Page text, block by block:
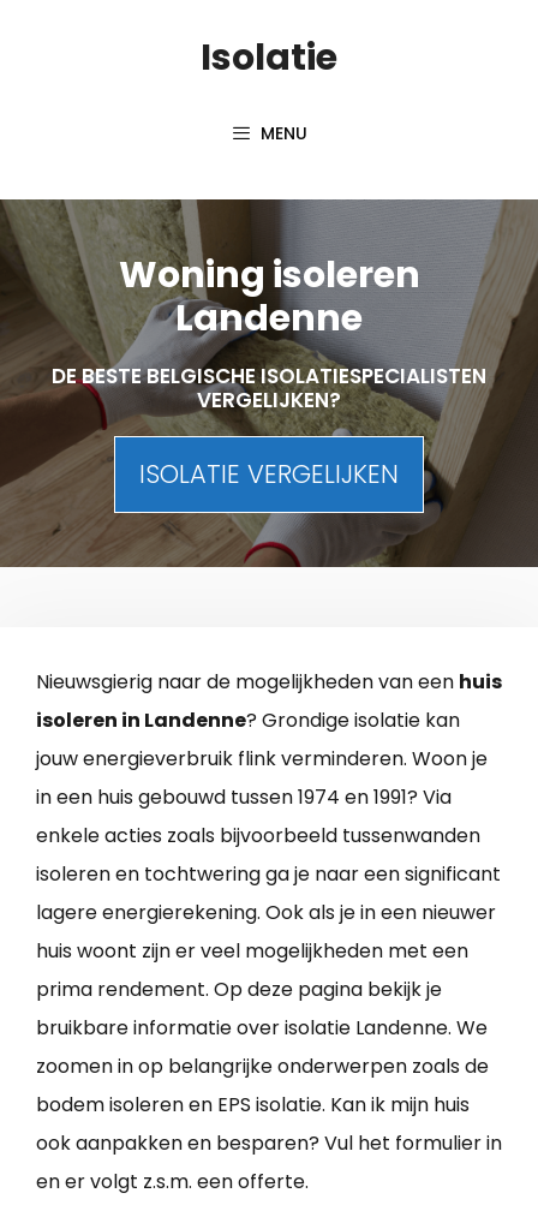
Isolatie
MENU
Woning isoleren
Landenne
DE BESTE BELGISCHE ISOLATIESPECIALISTEN
VERGELIJKEN?
ISOLATIE VERGELIJKEN
Nieuwsgierig naar de mogelijkheden van een huis
isoleren in Landenne? Grondige isolatie kan
jouw energieverbruik flink verminderen. Woon je
in een huis gebouwd tussen 1974 en 1991? Via
enkele acties zoals bijvoorbeeld tussenwanden
isoleren en tochtwering ga je naar een significant
lagere energierekening. Ook als je in een nieuwer
huis woont zijn er veel mogelijkheden met een
prima rendement. Op deze pagina bekijk je
bruikbare informatie over isolatie Landenne. We
zoomen in op belangrijke onderwerpen zoals de
bodem isoleren en EPS isolatie. Kan ik mijn huis
ook aanpakken en besparen? Vul het formulier in
en er volgt z.s.m. een offerte.